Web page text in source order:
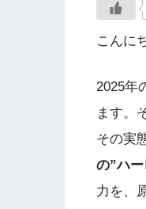
こんに
2025年
ます。
その実
の”ハ
力を、